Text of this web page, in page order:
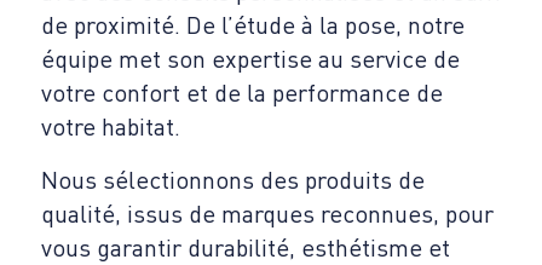
de proximité. De l’étude à la pose, notre
équipe met son expertise au service de
votre confort et de la performance de
votre habitat.
Nous sélectionnons des produits de
qualité, issus de marques reconnues, pour
vous garantir durabilité, esthétisme et